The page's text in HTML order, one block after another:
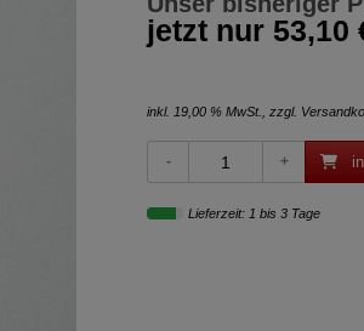
jetzt nur 53,10
inkl. 19,00 % MwSt., zzgl.
Lieferzeit: 1 bis 3 Tage